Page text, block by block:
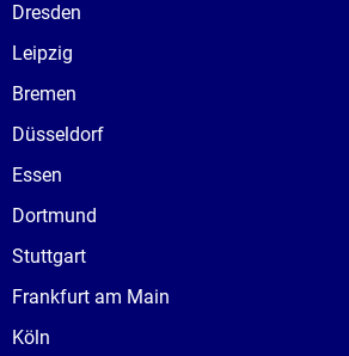
Dresden
Leipzig
Bremen
Düsseldorf
Essen
Dortmund
Stuttgart
Frankfurt am Main
Köln